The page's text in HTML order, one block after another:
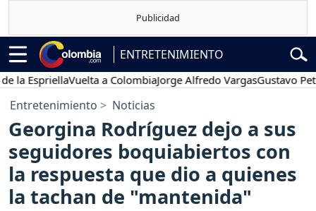
ENTRETENIMIENTO
Vuelta a ColombiaJorge Alfredo VargasGustavo Petro
Entretenimiento Noticias
Georgina Rodríguez dejo a sus
seguidores boquiabiertos con
la respuesta que dio a quienes
la tachan de "mantenida"